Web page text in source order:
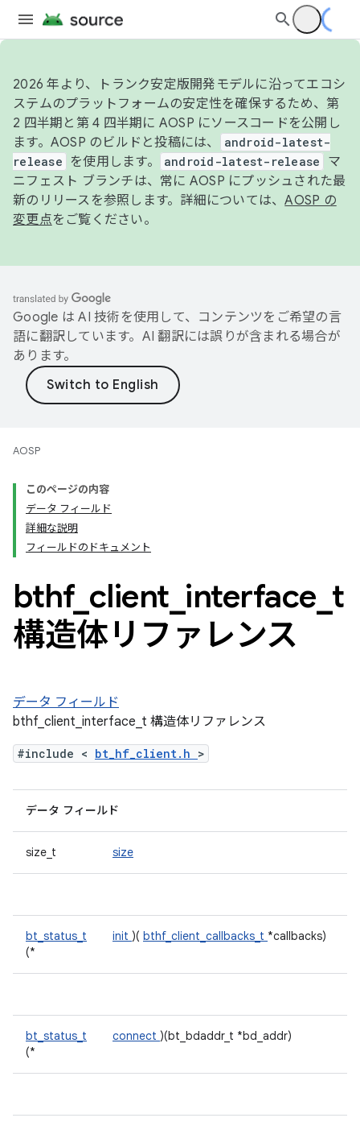
2026 年より、トランク安定版開発モデルに沿ってエコシ
ステムのプラットフォームの安定性を確保するため、第
2 四半期と第 4 四半期に AOSP にソースコードを公開し
ます。AOSP のビルドと投稿には、
android-latest-
release
を使用します。 android-latest-release
マ
ニフェスト ブランチは、常に AOSP にプッシュされた最
新のリリースを参照します。詳細については、AOSP の
変更点をご覧ください。
Google は AI 技術を使用して、コンテンツをご希望の言
語に翻訳しています。AI 翻訳には誤りが含まれる場合が
あります。
AOSP
このページの内容
データ フィールド
詳細な説明
フィールドのドキュメント
bthf_ client interface t
構造体リファレンス
データ フィールド
bthf_client_interface_t 構造体リファレンス
#include < bt_hf_client.h >
データ フィールド
size_t size
bt_status_t
(*
init )( bthf_client_callbacks_t *callbacks)
bt_status_t
(*
connect )(bt_bdaddr_t *bd_addr)